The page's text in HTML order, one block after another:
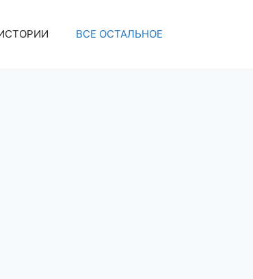
ВСЕ ОСТАЛЬНОЕ